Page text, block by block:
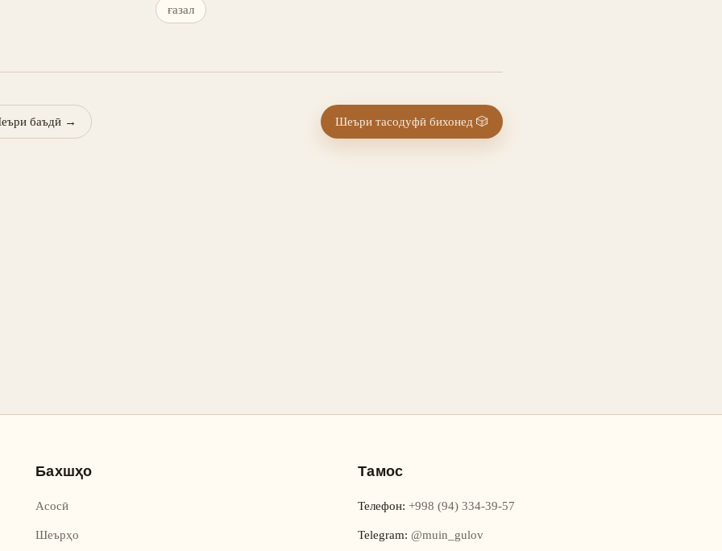
ғазал
баъдӣ → Шеъри тасодуфӣ бихонед 🎲
Бахшҳо
Асосӣ
Шеърҳо
Тамос
Телефон: +998 (94) 334-39-57
Telegram: @muin_gulov